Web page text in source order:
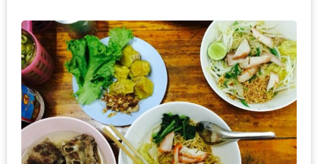
งาน
เดียว
ที่
ครบ
ครั้ง
ช้อป
ชิ